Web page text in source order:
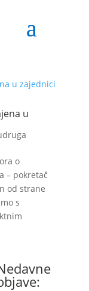
u
o
– pokretač
od strane
s